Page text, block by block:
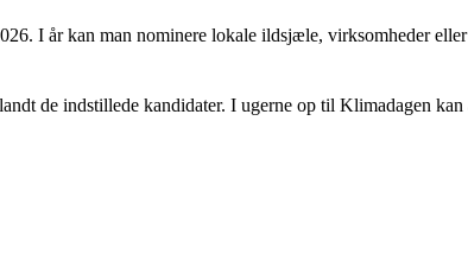
I år kan man nominere lokale ildsjæle, virksomheder
de indstillede kandidater. I ugerne op til Klimadagen